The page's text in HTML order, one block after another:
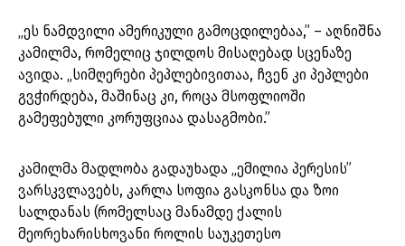
„ეს ნამდვილი ამერიკული გამოცდილებაა,” – აღნიშნა
კამილმა, რომელიც ჯილდოს მისაღებად სცენაზე
ავიდა. „სიმღერები პეპლებივითაა, ჩვენ კი პეპლები
გვჭირდება, მაშინაც კი, როცა მსოფლიოში
გამეფებული კორუფციაა დასაგმობი.”
კამილმა მადლობა გადაუხადა „ემილია პერესის”
ვარსკვლავებს, კარლა სოფია გასკონსა და ზოი
სალდანას (რომელსაც მანამდე ქალის
მეორეხარისხოვანი როლის საუკეთესო